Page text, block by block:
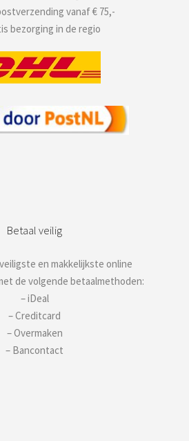
vanaf € 75,-
bezorging in de regio
Betaal veilig
en makkelijkste online
de volgende betaalmethoden:
– iDeal
– Creditcard
– Overmaken
– Bancontact